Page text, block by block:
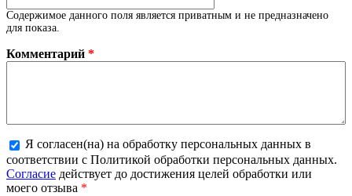
Содержимое данного поля является приватным и не предназначено
для показа.
Комментарий *
Более подробная информация о текстовых
форматах
Я согласен(на) на обработку персональных данных в
соответствии с Политикой обработки персональных данных.
Согласие действует до достижения целей обработки или
моего отзыва *